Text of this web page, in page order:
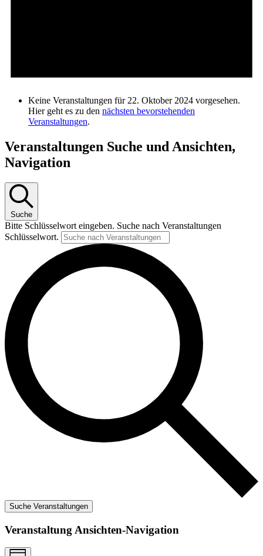
Keine Veranstaltungen für 22. Oktober 2024 vorgesehen.
Hier geht es zu den nächsten bevorstehenden
Veranstaltungen.
Veranstaltungen Suche und Ansichten,
Navigation
Suche
Bitte Schlüsselwort eingeben. Suche nach Veranstaltungen
Schlüsselwort.
Suche Veranstaltungen
Veranstaltung Ansichten-Navigation